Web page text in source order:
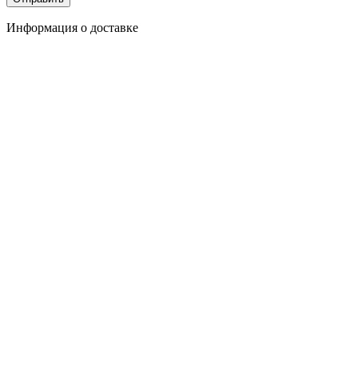
Информация о доставке